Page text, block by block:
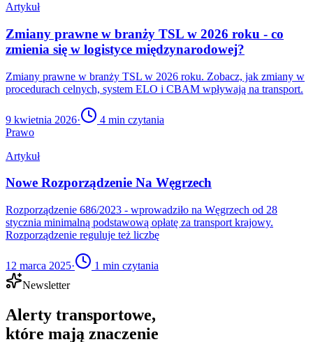
Artykuł
Zmiany prawne w branży TSL w 2026 roku - co
zmienia się w logistyce międzynarodowej?
Zmiany prawne w branży TSL w 2026 roku. Zobacz, jak zmiany w
procedurach celnych, system ELO i CBAM wpływają na transport.
9 kwietnia 2026· 4 min czytania
Prawo
Artykuł
Nowe Rozporządzenie Na Węgrzech
Rozporządzenie 686/2023 - wprowadziło na Węgrzech od 28
stycznia minimalną podstawową opłatę za transport krajowy.
Rozporządzenie reguluje też liczbę
12 marca 2025· 1 min czytania
Newsletter
Alerty transportowe,
które mają znaczenie